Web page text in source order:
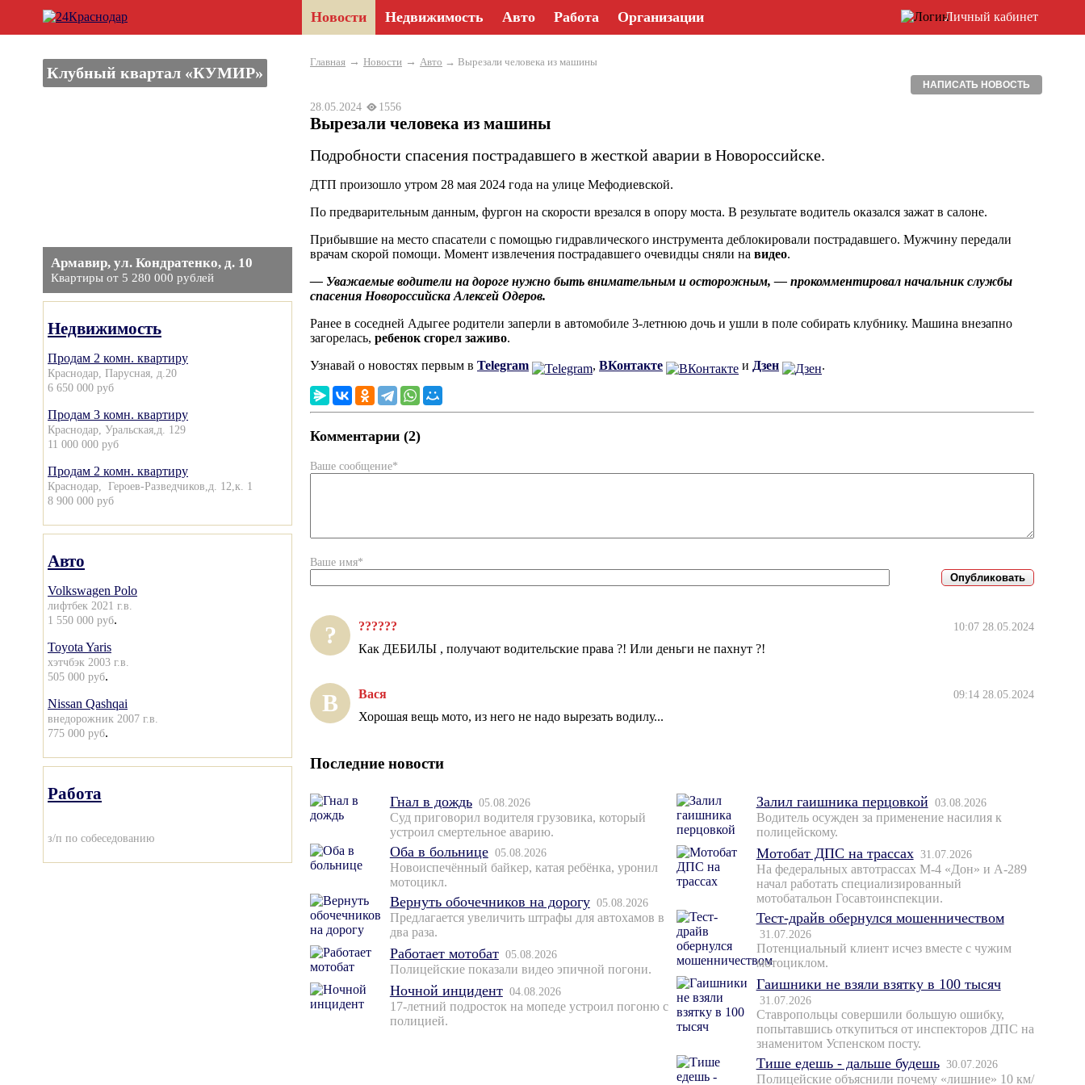
Новости Недвижимость Авто Работа Организации Личный кабинет
Клубный квартал «КУМИР»
Армавир, ул. Кондратенко, д. 10
Квартиры от 5 280 000 рублей
Недвижимость
Продам 2 комн. квартиру
Краснодар, Парусная, д.20
6 650 000 руб
Продам 3 комн. квартиру
Краснодар, Уральская,д. 129
11 000 000 руб
Продам 2 комн. квартиру
Краснодар, Героев-Разведчиков,д. 12,к. 1
8 900 000 руб
Авто
Volkswagen Polo
лифтбек 2021 г.в.
1 550 000 руб.
Toyota Yaris
хэтчбэк 2003 г.в.
505 000 руб.
Nissan Qashqai
внедорожник 2007 г.в.
775 000 руб.
Работа
з/п по собеседованию
Главная → Новости → Авто → Вырезали человека из машины
НАПИСАТЬ НОВОСТЬ
28.05.2024 1556
Вырезали человека из машины
Подробности спасения пострадавшего в жесткой аварии в Новороссийске.
ДТП произошло утром 28 мая 2024 года на улице Мефодиевской.
По предварительным данным, фургон на скорости врезался в опору моста. В результате водитель оказался зажат в салоне.
Прибывшие на место спасатели с помощью гидравлического инструмента деблокировали пострадавшего. Мужчину передали
врачам скорой помощи. Момент извлечения пострадавшего очевидцы сняли на видео.
— Уважаемые водители на дороге нужно быть внимательным и осторожным, — прокомментировал начальник службы
спасения Новороссийска Алексей Одеров.
Ранее в соседней Адыгее родители заперли в автомобиле 3-летнюю дочь и ушли в поле собирать клубнику. Машина внезапно
загорелась, ребенок сгорел заживо.
Узнавай о новостях первым в Telegram , ВКонтакте и Дзен .
Комментарии (2)
Ваше сообщение*
Ваше имя*
? ?????? 10:07 28.05.2024
Как ДЕБИЛЫ , получают водительские права ?! Или деньги не пахнут ?!
В Вася 09:14 28.05.2024
Хорошая вещь мото, из него не надо вырезать водилу...
Последние новости
Гнал в дождь 05.08.2026
Суд приговорил водителя грузовика, который
устроил смертельное аварию.
Оба в больнице 05.08.2026
Новоиспечённый байкер, катая ребёнка, уронил
мотоцикл.
Вернуть обочечников на дорогу 05.08.2026
Предлагается увеличить штрафы для автохамов в
два раза.
Работает мотобат 05.08.2026
Полицейские показали видео эпичной погони.
Ночной инцидент 04.08.2026
17-летний подросток на мопеде устроил погоню с
полицией.
Залил гаишника перцовкой 03.08.2026
Водитель осужден за применение насилия к
полицейскому.
Мотобат ДПС на трассах 31.07.2026
На федеральных автотрассах М-4 «Дон» и А-289
начал работать специализированный
мотобатальон Госавтоинспекции.
Тест-драйв обернулся мошенничеством
31.07.2026
Потенциальный клиент исчез вместе с чужим
мотоциклом.
Гаишники не взяли взятку в 100 тысяч
31.07.2026
Ставропольцы совершили большую ошибку,
попытавшись откупиться от инспекторов ДПС на
знаменитом Успенском посту.
Тише едешь - дальше будешь 30.07.2026
Полицейские объяснили почему «лишние» 10 км/